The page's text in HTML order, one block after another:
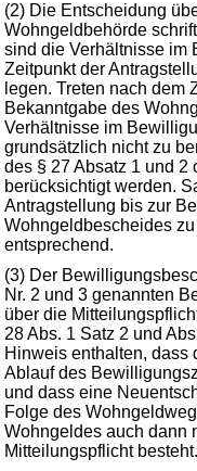
(2) Die Entscheidung
Wohngeldbehörde
sind die Verhältnisse im
Zeitpunkt der
legen. Treten nach dem
Bekanntgabe des
Verhältnisse im
grundsätzlich nicht zu
des § 27 Absatz 1 und 2
berücksichtigt werden.
Antragstellung bis zur
Wohngeldbescheides
entsprechend.
(3) Der
Nr. 2 und 3 genannten
über die
28 Abs. 1 Satz 2 und
Hinweis enthalten, dass
Ablauf des
und dass eine
Folge des
Wohngeldes auch dann
Mitteilungspflicht besteht.